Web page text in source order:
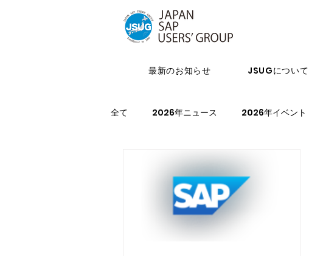
最新のお知らせ JSUGについて
全て 2026年ニュース 2026年イベント
2027年イベント